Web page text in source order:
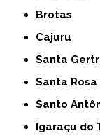
Brotas
Cajuru
Santa
Santa
Santo
Igaraçu do